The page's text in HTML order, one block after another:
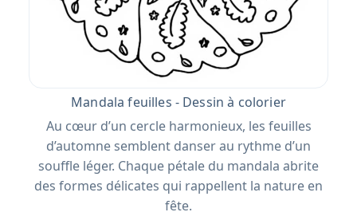
Mandala feuilles - Dessin à colorier
Au cœur d’un cercle harmonieux, les feuilles
d’automne semblent danser au rythme d’un
souffle léger. Chaque pétale du mandala abrite
des formes délicates qui rappellent la nature en
fête.